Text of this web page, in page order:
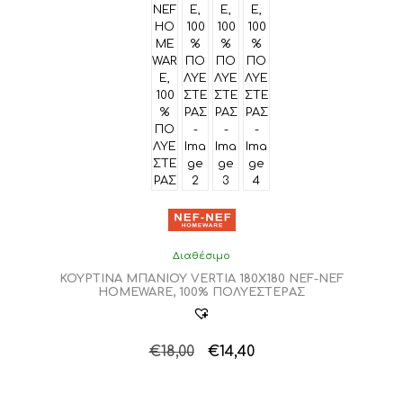
Διαθέσιμο
ΚΟΥΡΤΙΝΑ ΜΠΑΝΙΟΥ VERTIA 180X180 NEF-NEF
HOMEWARE, 100% ΠΟΛΥΕΣΤΕΡΑΣ
€18,00
Original
€14,40Η